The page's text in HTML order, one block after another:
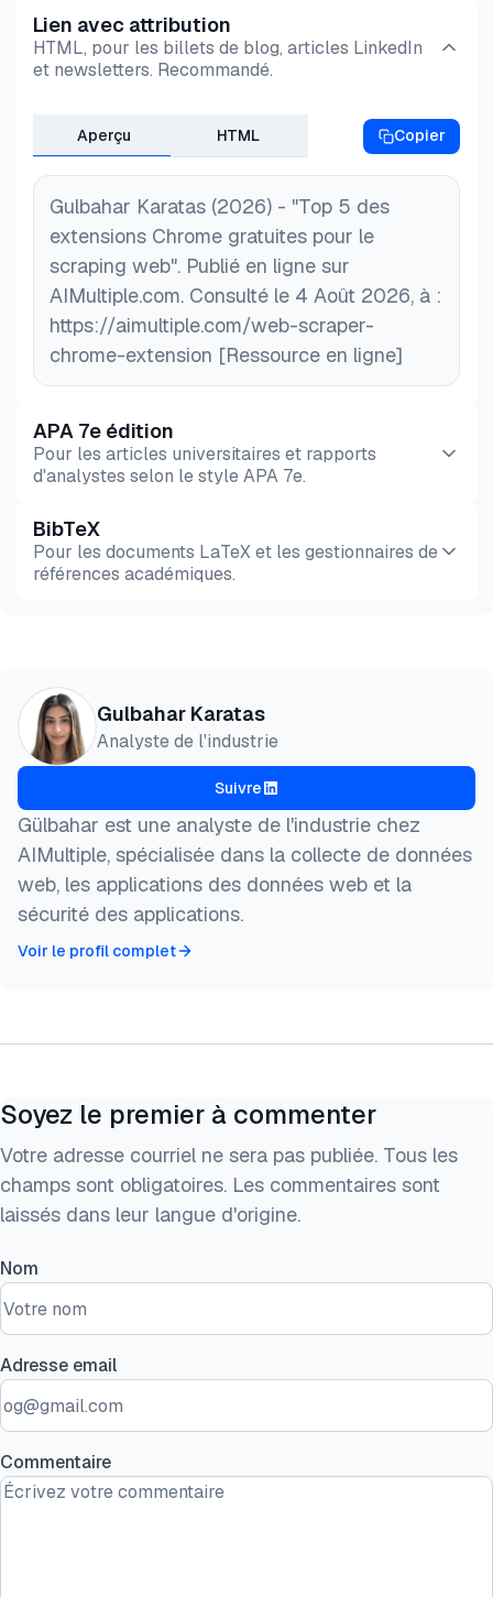
au scraping lorsque votre ordinateur est hors ligne.
Lien avec attribution
HTML, pour les billets de blog, articles LinkedIn
et newsletters. Recommandé.
Aperçu HTML Copier
Gulbahar Karatas (2026) - "Top 5 des
extensions Chrome gratuites pour le
scraping web". Publié en ligne sur
AIMultiple.com. Consulté le 4 Août 2026, à :
https://aimultiple.com/web-scraper-
chrome-extension [Ressource en ligne]
APA 7e édition
Pour les articles universitaires et rapports
d'analystes selon le style APA 7e.
Aperçu HTML Copier
BibTeX
Pour les documents LaTeX et les gestionnaires de
références académiques.
@misc{karatas2026,
  author = {Karatas, Gulbahar},
title  = {{Top 5 des extensions Chrome
  year   = {2026},
howpublished    = {\url{https://aimultiple.com/
  note   = {AIMultiple. Consulté le 4 Août 2026}
}
Gulbahar Karatas
Analyste de l'industrie
Suivre
Gülbahar est une analyste de l'industrie chez
AIMultiple, spécialisée dans la collecte de données
web, les applications des données web et la
sécurité des applications.
Voir le profil complet
Soyez le premier à commenter
Votre adresse courriel ne sera pas publiée. Tous les
champs sont obligatoires. Les commentaires sont
laissés dans leur langue d'origine.
Nom
Adresse email
Commentaire